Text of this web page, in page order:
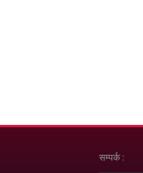
सम्पर्क :